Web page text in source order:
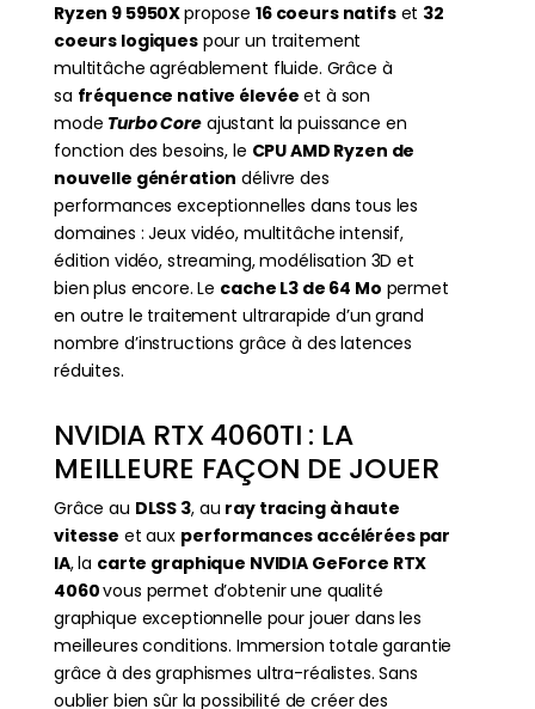
Ryzen 9 5950Xpropose 16 coeurs natifset 32
coeurs logiquespour un traitement
multitâche agréablement fluide. Grâce à
sa fréquence native élevée et à son
mode Turbo Coreajustant la puissance en
fonction des besoins, le CPU AMD Ryzen de
nouvelle génération délivre des
performances exceptionnelles dans tous les
domaines : Jeux vidéo, multitâche intensif,
édition vidéo, streaming, modélisation 3D et
bien plus encore. Le cache L3 de 64 Mo permet
en outre le traitement ultrarapide d’un grand
nombre d’instructions grâce à des latences
réduites.
NVIDIA RTX 4060TI : LA
MEILLEURE FAÇON DE JOUER
Grâce au DLSS 3, au ray tracing à haute
vitesse et aux performances accélérées par
IA, la carte graphique NVIDIA GeForce RTX
4060vous permet d’obtenir une qualité
graphique exceptionnelle pour jouer dans les
meilleures conditions. Immersion totale garantie
grâce à des graphismes ultra-réalistes. Sans
oublier bien sûr la possibilité de créer des